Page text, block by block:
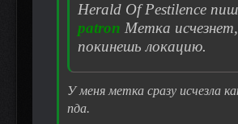
Herald Of Pestilence
patron Метка
покинешь локацию.
У меня метка сразу исчезла
пда.